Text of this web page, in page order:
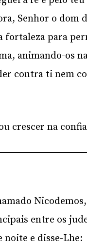
Senhor o
fortaleza para
animando-os
contra ti nem
crescer na
Nicodemos,
entre os
noite e disse-Lhe: